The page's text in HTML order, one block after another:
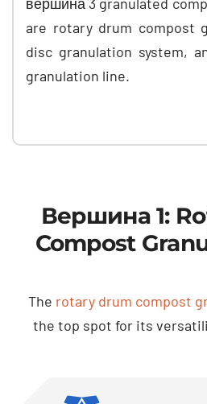
are rotary drum compost
disc granulation system,
granulation line.
Вершина 1:
Compost
The rotary drum compost
the top spot for its